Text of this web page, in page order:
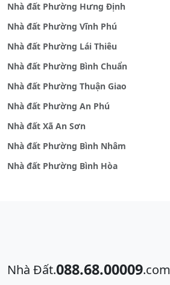
Nhà đất Phường Hưng Định
Nhà đất Phường Vĩnh Phú
Nhà đất Phường Lái Thiêu
Nhà đất Phường Bình Chuẩn
Nhà đất Phường Thuận Giao
Nhà đất Phường An Phú
Nhà đất Xã An Sơn
Nhà đất Phường Bình Nhâm
Nhà đất Phường Bình Hòa
Nhà Đất.088.68.00009.com